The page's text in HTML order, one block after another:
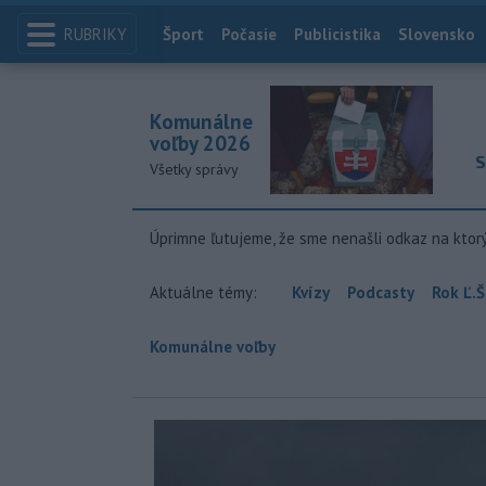
RUBRIKY Index
Šport Počasie Publicistika Slovensko
Komunálne
voľby 2026
Všetky správy
Úprimne ľutujeme, že sme nenašli odkaz na
Aktuálne témy: Kvízy Podcasty Rok
Komunálne voľby